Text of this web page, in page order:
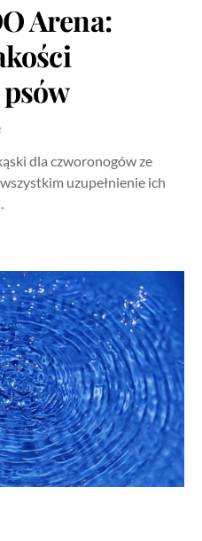
Arena:
dla czworonogów ze
uzupełnienie ich